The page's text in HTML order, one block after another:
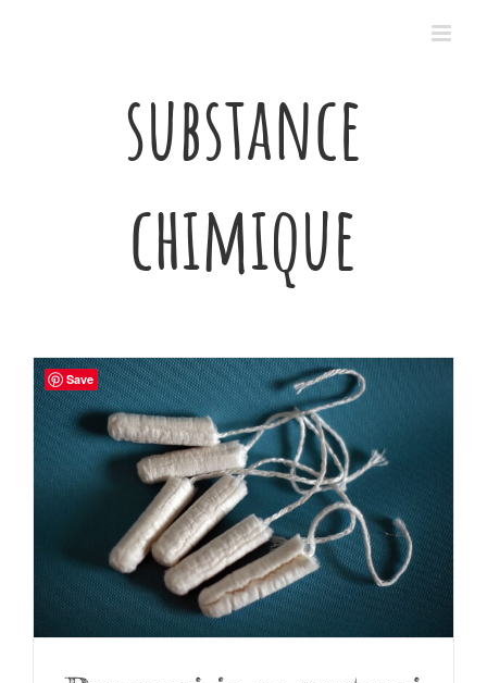
substance
chimique
Save